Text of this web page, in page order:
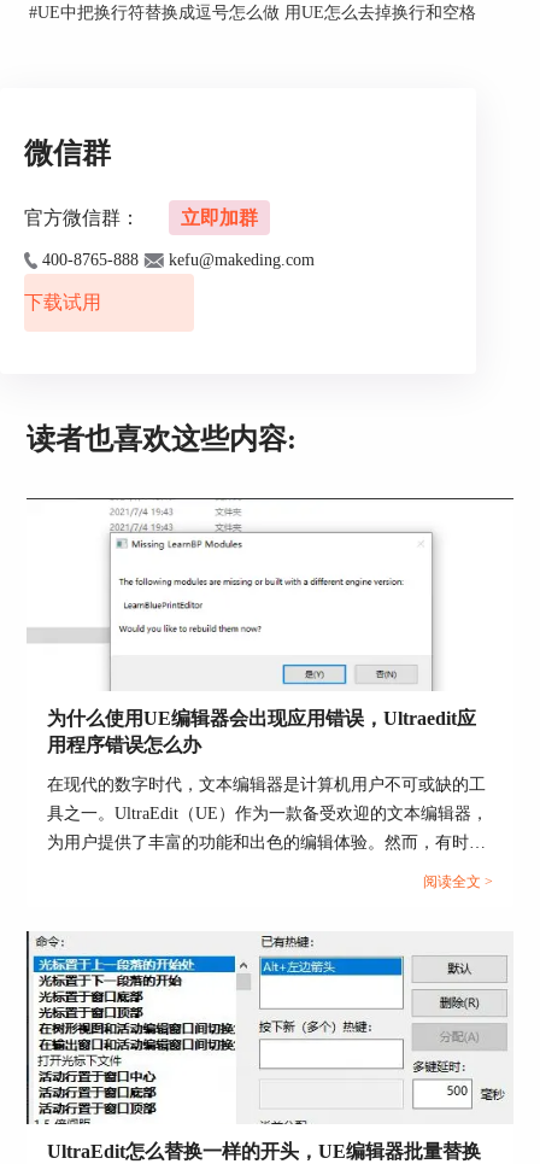
方法二，打开需要编辑的文件所在的文件夹，用上
UltraEdit的编辑框中即可。
图3：拖动文件
不同，选择“简洁”、“精简”布局的软件界面，没有
出现左侧的“文件视图”模块，因此当需要选择切换
到未显示在上方文件选项卡的文件时，可以点击最
后一个文件后方的下拉箭头，即可看到全部文件，
进行切换。
第三步：关闭文件。有2种方法，方法一，单击需
要关闭的选项卡的“×”标志，即可关闭该选项卡；
也可以右键单击该选项卡，选择“关闭”；若需要关
闭多个选项卡，可根据个人需要，点击“关闭左侧
选项卡”、“关闭左侧选项卡” “关闭除此文件外的所
有文件”。
#UE中把换行符替换成逗号怎么做 用UE怎么去掉换行和空格
微信群
官方微信群： 立即加群
400-8765-888 kefu@makeding.com
下载试用
读者也喜欢这些内容:
为什么使用UE编辑器会出现应用错误，Ultraedit应
用程序错误怎么办
在现代的数字时代，文本编辑器是计算机用户不可或缺的工
具之一。UltraEdit（UE）作为一款备受欢迎的文本编辑器，
为用户提供了丰富的功能和出色的编辑体验。然而，有时用
户可能会遇到应用程序错误的问题，这不仅影响了工作效
会出现应用错误，Ultraedit应用程序错误怎么办。同时，我
们还将分享一些防止UE编辑器报错的实用技巧，以确保你的
编辑体验始终顺畅无阻。...
阅读全文 >
UltraEdit怎么替换一样的开头，UE编辑器批量替换